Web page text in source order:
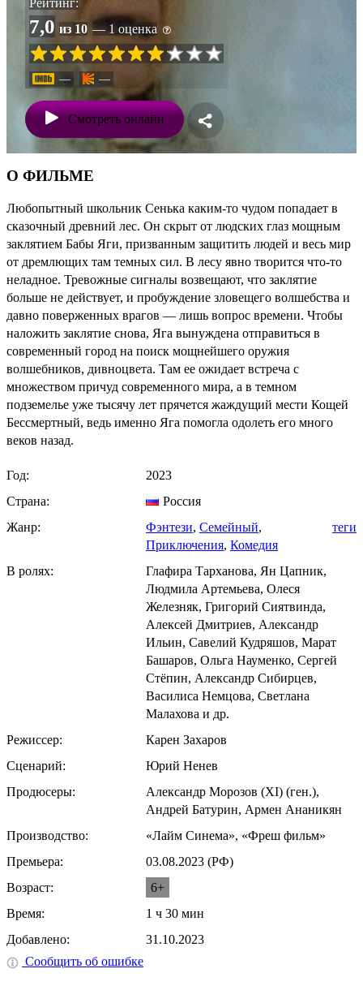
7,0 из 10 — 1 оценка
— —
Смотреть онлайн
О ФИЛЬМЕ
Любопытный школьник Сенька каким-то чудом попадает в
сказочный древний лес. Он скрыт от людских глаз мощным
заклятием Бабы Яги, призванным защитить людей и весь мир
от дремлющих там темных сил. В лесу явно творится что-то
неладное. Тревожные сигналы возвещают, что заклятие
больше не действует, и пробуждение зловещего волшебства и
давно поверженных врагов — лишь вопрос времени. Чтобы
наложить заклятие снова, Яга вынуждена отправиться в
современный город на поиск мощнейшего оружия
волшебников, дивноцвета. Там ее ожидает встреча с
множеством причуд современного мира, а в темном
подземелье уже тысячу лет прячется жаждущий мести Кощей
Бессмертный, ведь именно Яга помогла одолеть его много
веков назад.
Год:
2023
Страна:
Россия
Жанр:
Фэнтези, Семейный,
Приключения, Комедия
теги
В ролях:
Глафира Тарханова, Ян Цапник,
Людмила Артемьева, Олеся
Железняк, Григорий Сиятвинда,
Алексей Дмитриев, Александр
Ильин, Савелий Кудряшов, Марат
Башаров, Ольга Науменко, Сергей
Стёпин, Александр Сибирцев,
Василиса Немцова, Светлана
Малахова и др.
Режиссер:
Карен Захаров
Сценарий:
Юрий Ненев
Продюсеры:
Александр Морозов (XI) (ген.),
Андрей Батурин, Армен Ананикян
Производство:
«Лайм Синема», «Фреш фильм»
Премьера:
03.08.2023 (РФ)
Возраст:
6+
Время:
1 ч 30 мин
Добавлено:
31.10.2023
Сообщить об ошибке